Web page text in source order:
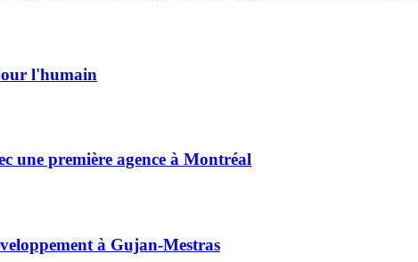
l'humain
une première agence à Montréal
à Gujan-Mestras